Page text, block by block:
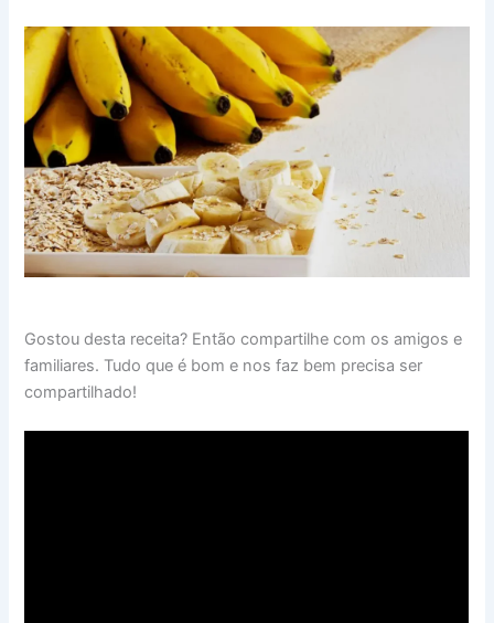
Gostou desta receita? Então compartilhe com os amigos e
familiares. Tudo que é bom e nos faz bem precisa ser
compartilhado!